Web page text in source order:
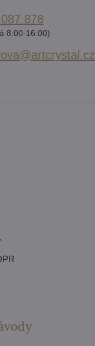
878​
8:00-16:00)